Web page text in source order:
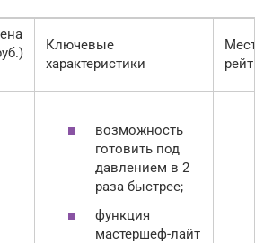
Ключевые
характеристики
Место
возможность
готовить под
давлением в 2
раза быстрее;
функция
мастершеф-лайт